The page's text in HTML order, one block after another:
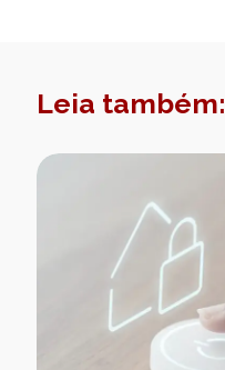
Leia também: